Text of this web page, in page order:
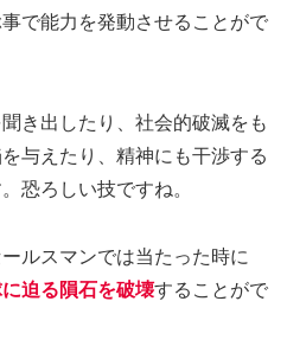
事で能力を発動させることがで
き出したり、社会的破滅をも
与えたり、精神にも干渉する
恐ろしい技ですね。
ルスマンでは当たった時に
迫る隕石を破壊することがで